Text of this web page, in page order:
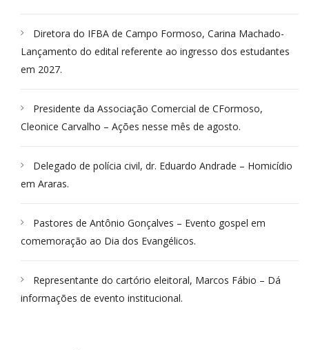
Diretora do IFBA de Campo Formoso, Carina Machado-
Lançamento do edital referente ao ingresso dos estudantes
em 2027.
Presidente da Associação Comercial de CFormoso,
Cleonice Carvalho – Ações nesse mês de agosto.
Delegado de polícia civil, dr. Eduardo Andrade – Homicídio
em Araras.
Pastores de Antônio Gonçalves – Evento gospel em
comemoração ao Dia dos Evangélicos.
Representante do cartório eleitoral, Marcos Fábio – Dá
informações de evento institucional.